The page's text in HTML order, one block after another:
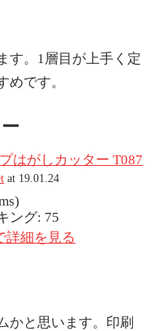
す。1層目が上手く定
めです。
はがしカッター T087
at 19.01.24
ング: 75
詳細を見る
かと思います。印刷